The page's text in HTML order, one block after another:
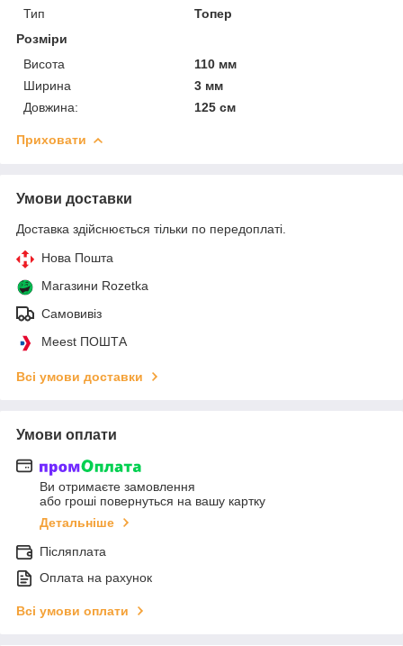
Тип
Топер
Розміри
Висота
110 мм
Ширина
3 мм
Довжина:
125 см
Приховати
Умови доставки
Доставка здійснюється тільки по передоплаті.
Нова Пошта
Магазини Rozetka
Самовивіз
Meest ПОШТА
Всі умови доставки
Умови оплати
Ви отримаєте замовлення
або гроші повернуться на вашу картку
Детальніше
Післяплата
Оплата на рахунок
Всі умови оплати